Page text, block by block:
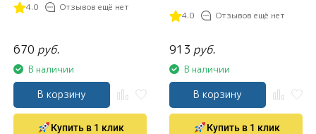
4.0 Отзывов ещё нет
670 руб.
В наличии
В корзину
Купить в 1 клик
4.0 Отзывов ещё нет
913 руб.
В наличии
В корзину
Купить в 1 клик